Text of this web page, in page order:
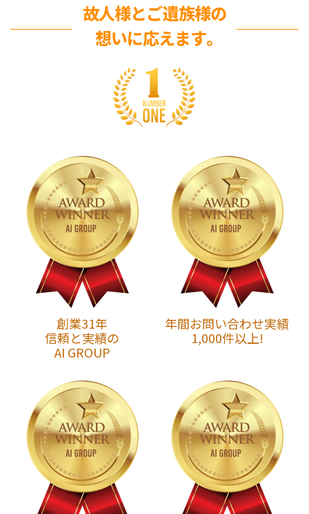
故人様とご遺族様の
想いに応えます｡
創業31年
信頼と実績の
AI GROUP
年間お問い合わせ実績
1,000件以上!